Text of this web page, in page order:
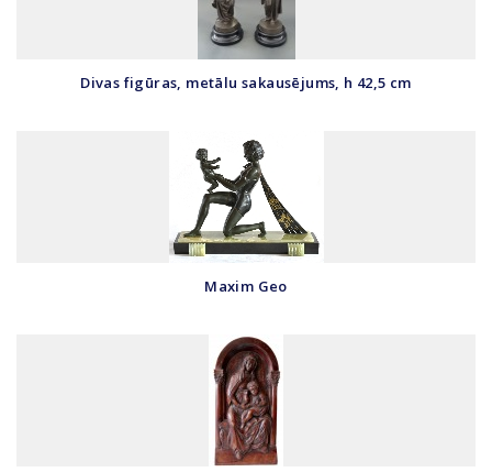
Divas figūras, metālu sakausējums, h 42,5 cm
Maxim Geo